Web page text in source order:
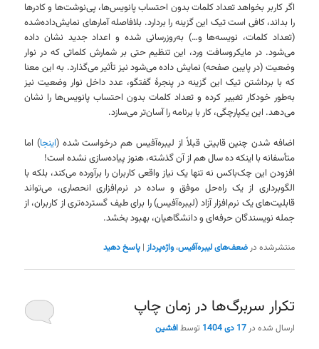
اگر کاربر بخواهد تعداد کلمات بدون احتساب پانویس‌ها، پی‌نوشت‌ها و کادرها
را بداند، کافی است تیک این گزینه را بردارد. بلافاصله آمارهای نمایش‌داده‌شده
(تعداد کلمات، نویسه‌ها و…) به‌روزرسانی شده و اعداد جدید نشان داده
می‌شود. در مایکروسافت ورد، این تنظیم حتی بر شمارش کلماتی که در نوار
وضعیت (در پایین صفحه) نمایش داده می‌شود نیز تأثیر می‌گذارد. به این معنا
که با برداشتن تیک این گزینه در پنجرهٔ گفتگو، عدد داخل نوار وضعیت نیز
به‌طور خودکار تغییر کرده و تعداد کلمات بدون احتساب پانویس‌ها را نشان
می‌دهد. این یکپارچگی، کار با برنامه را آسان‌تر می‌سازد.
اضافه شدن چنین قابیتی قبلاً از لیبره‌آفیس هم درخواست شده (اینجا) اما
متأسفانه با اینکه ده سال هم از آن گذشته، هنوز پیاده‌سازی نشده است!
افزودن این چک‌باکس نه تنها یک نیاز واقعی کاربران را برآورده می‌کند، بلکه با
الگوبرداری از یک راه‌حل موفق و ساده در نرم‌افزاری انحصاری، می‌تواند
قابلیت‌های یک نرم‌افزار آزاد (لیبره‌آفیس) را برای طیف گسترده‌تری از کاربران، از
جمله نویسندگان حرفه‌ای و دانشگاهیان، بهبود بخشد.
منتشرشده در ضعف‌های لیبره‌آفیس،واژه‌پرداز |پاسخ دهید
تکرار سربرگ‌ها در زمان چاپ
ارسال شده در17 دی 1404 توسطافشین